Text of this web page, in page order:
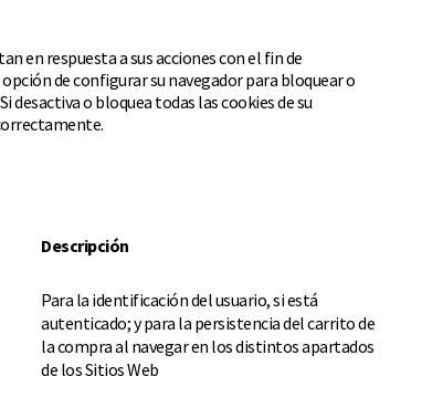
en respuesta a sus acciones con el fin de
de configurar su navegador para bloquear o
o bloquea todas las cookies de su
Descripción
Para la identificación del usuario, si está
autenticado; y para la persistencia del carrito de
la compra al navegar en los distintos apartados
de los Sitios Web